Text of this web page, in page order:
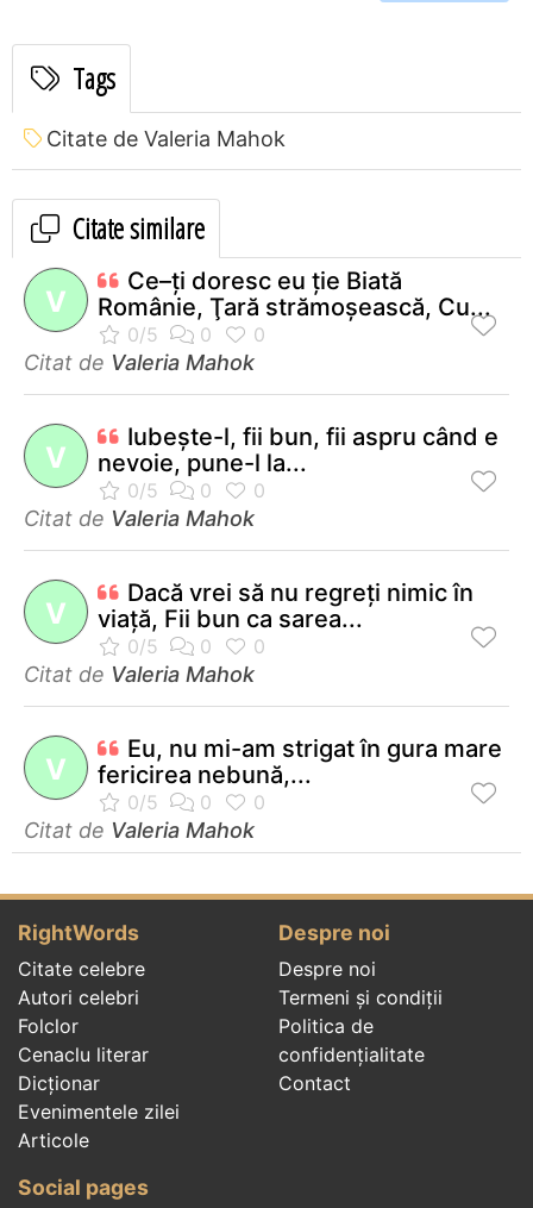
Tags
Citate de Valeria Mahok
Citate similare
V
Ce–ţi doresc eu ţie Biată
Românie, Ţară strămoşească, Cu...
Citat de Valeria Mahok
V
Iubeşte-l, fii bun, fii aspru când e
nevoie, pune-l la...
Citat de Valeria Mahok
V
Dacă vrei să nu regreţi nimic în
viaţă, Fii bun ca sarea...
Citat de Valeria Mahok
V
Eu, nu mi-am strigat în gura mare
fericirea nebună,...
Citat de Valeria Mahok
RightWords
Citate celebre
Autori celebri
Folclor
Cenaclu literar
Dicționar
Evenimentele zilei
Articole
Despre noi
Despre noi
Termeni și condiții
Politica de
confidenţialitate
Contact
Social pages